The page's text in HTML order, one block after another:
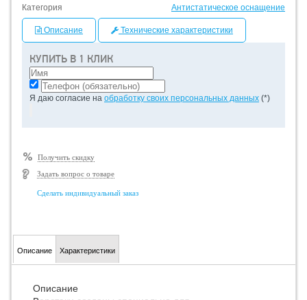
КУПИТЬ В 1 КЛИК
Я даю согласие на обработку своих персональных данных (*)
Получить скидку
Задать вопрос о товаре
Сделать индивидуальный заказ
Категория Антистатическое оснащение
Описание Технические характеристики
Описание Характеристики
Описание